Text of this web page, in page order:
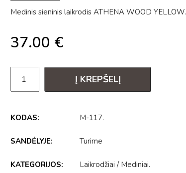
Medinis sieninis laikrodis ATHENA WOOD YELLOW.
37.00 €
Į KREPŠELĮ
KODAS: M-117.
SANDĖLYJE: Turime
KATEGORIJOS: Laikrodžiai / Mediniai.